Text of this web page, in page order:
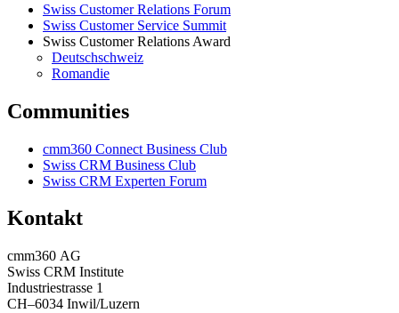
Swiss Customer Relations Forum
Swiss Customer Service Summit
Swiss Customer Relations Award
Deutschschweiz
Romandie
Communities
cmm360 Connect Business Club
Swiss CRM Business Club
Swiss CRM Experten Forum
Kontakt
cmm360 AG
Swiss CRM Institute
Industriestrasse 1
CH–6034 Inwil/Luzern